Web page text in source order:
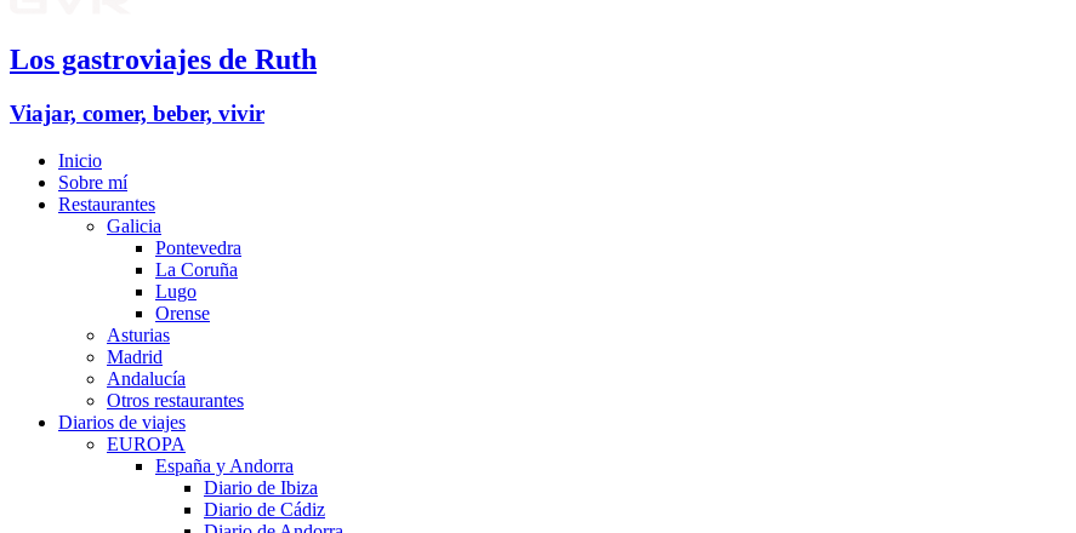
Los gastroviajes de Ruth
Viajar, comer, beber, vivir
Inicio
Sobre mí
Restaurantes
Galicia
Pontevedra
La Coruña
Lugo
Orense
Asturias
Madrid
Andalucía
Otros restaurantes
Diarios de viajes
EUROPA
España y Andorra
Diario de Ibiza
Diario de Cádiz